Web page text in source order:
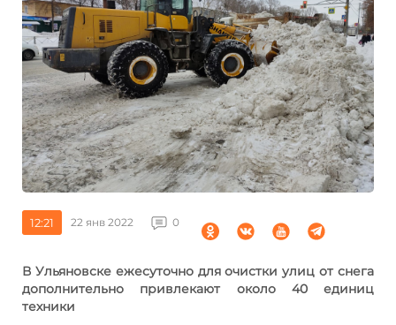
12:21 22 янв 2022 0
В Ульяновске ежесуточно для очистки улиц от снега
дополнительно привлекают около 40 единиц
техники